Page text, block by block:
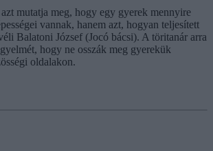
mutatja meg, hogy egy gyerek mennyire
vannak, hanem azt, hogyan teljesített
Balatoni József (Jocó bácsi). A töritanár arra
hogy ne osszák meg gyerekük
oldalakon.